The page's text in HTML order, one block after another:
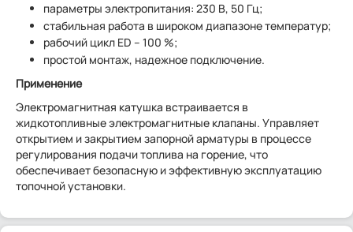
параметры электропитания: 230 В, 50 Гц;
стабильная работа в широком диапазоне температур;
рабочий цикл ED – 100 %;
простой монтаж, надежное подключение.
Применение
Электромагнитная катушка встраивается в
жидкотопливные электромагнитные клапаны. Управляет
открытием и закрытием запорной арматуры в процессе
регулирования подачи топлива на горение, что
обеспечивает безопасную и эффективную эксплуатацию
топочной установки.